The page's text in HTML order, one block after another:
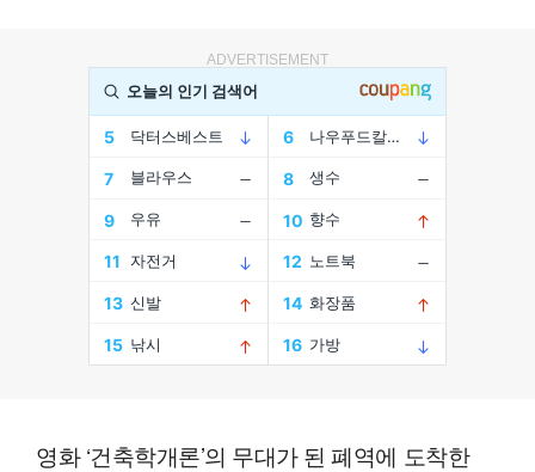
ADVERTISEMENT
영화 ‘건축학개론’의 무대가 된 폐역에 도착한